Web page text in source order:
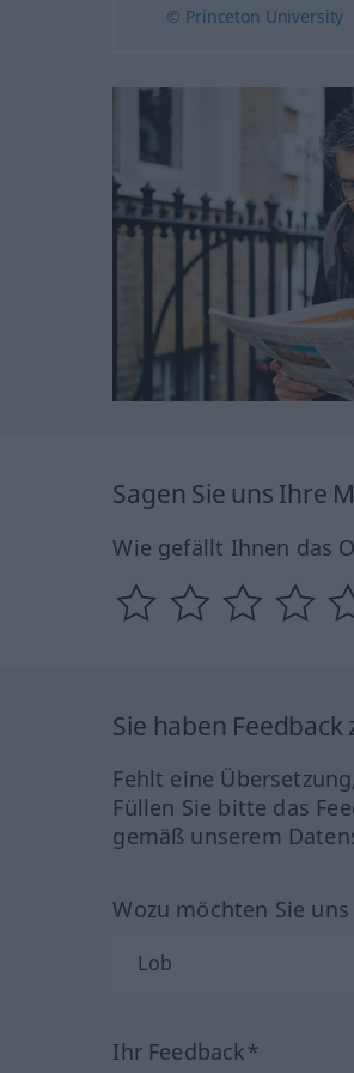
© Princeton University
Sagen Sie uns Ihre
Wie gefällt Ihnen das
Sie haben
Fehlt eine
Füllen Sie bitte das
gemäß unserem
Wozu möchten Sie
Ihr Feedback*